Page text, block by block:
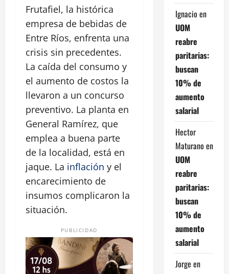
Frutafiel, la histórica
empresa de bebidas de
Entre Ríos, enfrenta una
crisis sin precedentes.
La caída del consumo y
el aumento de costos la
llevaron a un concurso
preventivo. La planta en
General Ramírez, que
emplea a buena parte
de la localidad, está en
jaque. La inflación y el
encarecimiento de
insumos complicaron la
situación.
PUBLICIDAD
Ignacio en
UOM
reabre
paritarias:
buscan
10% de
aumento
salarial
Hector
Maturano en
UOM
reabre
paritarias:
buscan
10% de
aumento
salarial
Jorge en